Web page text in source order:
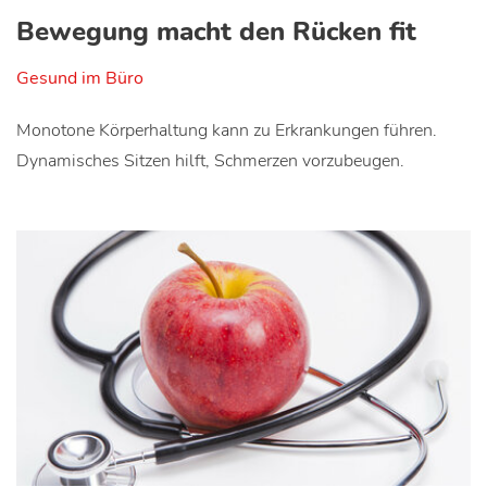
Bewegung macht den Rücken fit
Gesund im Büro
Monotone Körperhaltung kann zu Erkrankungen führen.
Dynamisches Sitzen hilft, Schmerzen vorzubeugen.